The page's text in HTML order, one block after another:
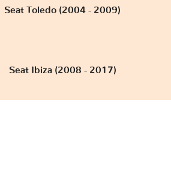
Seat Toledo (2004 - 2009)
Seat Ibiza (2008 - 2017)